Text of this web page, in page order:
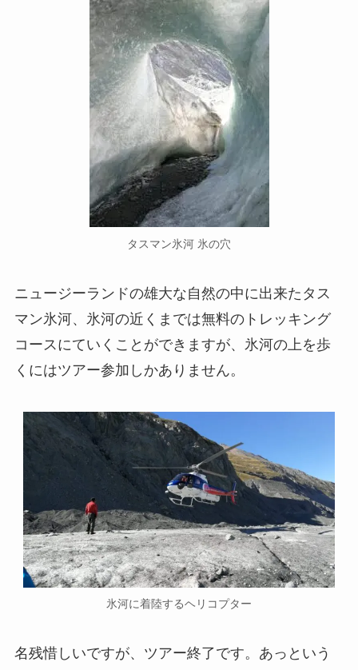
タスマン氷河 氷の穴
ニュージーランドの雄大な自然の中に出来たタス
マン氷河、氷河の近くまでは無料のトレッキング
コースにていくことができますが、氷河の上を歩
くにはツアー参加しかありません。
氷河に着陸するヘリコプター
名残惜しいですが、ツアー終了です。あっという